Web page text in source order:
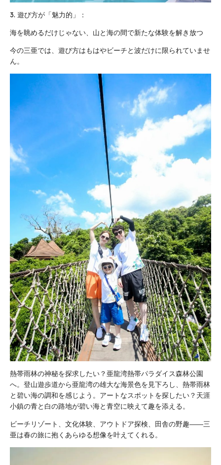
3. 遊び方が「魅力的」：
海を眺めるだけじゃない、山と海の間で新たな体験を解き放つ
今の三亜では、遊び方はもはやビーチと波だけに限られていませ
ん。
熱帯雨林の神秘を探求したい？亜龍湾熱帯パラダイス森林公園
へ。登山遊歩道から亜龍湾の雄大な海景色を見下ろし、熱帯雨林
と碧い海の調和を感じよう。アートなスポットを探したい？天涯
小鎮の青と白の路地が碧い海と青空に映えて趣を添える。
ビーチリゾート、文化体験、アウトドア探検、田舎の野趣――三
亜は春の旅に抱くあらゆる想像を叶えてくれる。